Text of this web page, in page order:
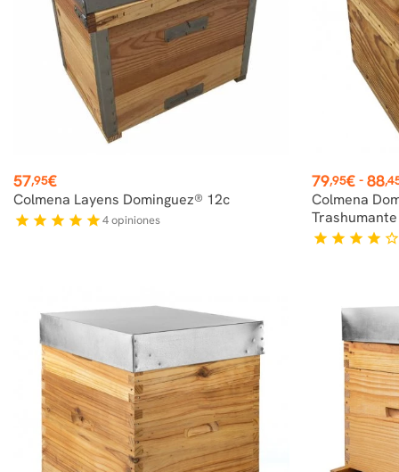
Precio
57,95€
Colmena Layens Dominguez® 12c
star star star star star4opiniones
Precio
79,95€ - 88
Colmena
Trashumante
star star star star star_border